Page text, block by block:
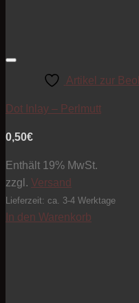
Artikel zur
Dot Inlay – Perlmutt
0,50€
Enthält 19% MwSt.
zzgl. Versand
Lieferzeit: ca. 3-4 Werktage
In den Warenkorb